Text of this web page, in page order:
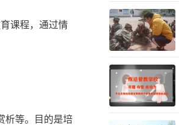
课程，通过情
析等。目的是培